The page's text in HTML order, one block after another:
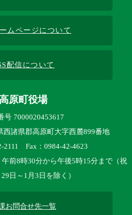
ムページについて
配信について
原町役場
号 7000020453617
諸県郡高原町大字西麓899番地
2111 Fax：0984-42-4623
前8時30分から午後5時15分まで（祝
日～1月3日を除く）
お問合せ先一覧